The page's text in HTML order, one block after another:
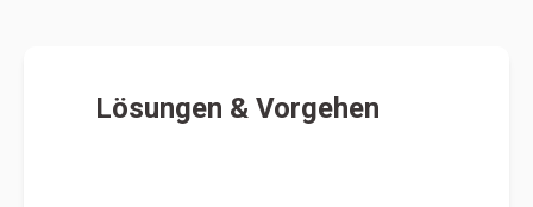
Lösungen & Vorgehen